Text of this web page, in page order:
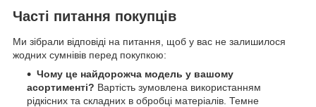
Часті питання покупців
Ми зібрали відповіді на питання, щоб у вас не залишилося
жодних сумнівів перед покупкою:
Чому це найдорожча модель у вашому
асортименті? Вартість зумовлена використанням
рідкісних та складних в обробці матеріалів. Темне